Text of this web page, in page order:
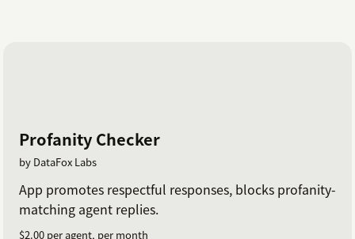
Profanity Checker
by DataFox Labs
App promotes respectful responses, blocks profanity-
matching agent replies.
$2.00 per agent, per month